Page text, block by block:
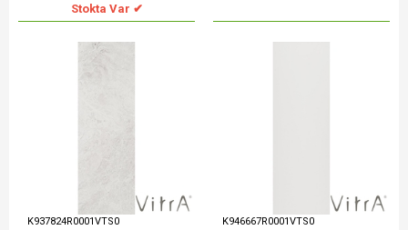
Stokta Var ✔
K937824R0001VTS0 K946667R0001VTS0